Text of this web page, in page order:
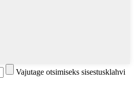
Vajutage otsimiseks sisestusklahvi